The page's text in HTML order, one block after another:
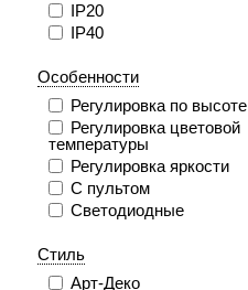
IP20
IP40
Особенности
Регулировка по высоте
Регулировка цветовой
температуры
Регулировка яркости
С пультом
Светодиодные
Стиль
Арт-Деко